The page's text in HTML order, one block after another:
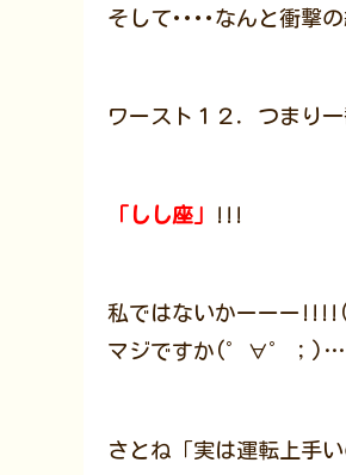
そして････なんと衝撃
ワースト１２．つまり
「しし座」 !!!
私ではないかーーー
マジですか(゜∀゜；
さとね「実は運転上手い